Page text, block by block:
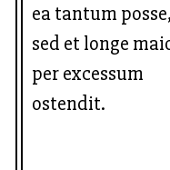
ea tantum
sed et longe
per excessum
ostendit.